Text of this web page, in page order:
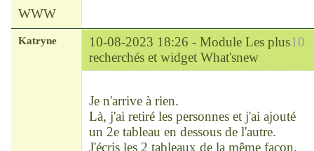
WWW
10
Katryne 10-08-2023 18:26 - Module Les plus
recherchés et widget What'snew
Je n'arrive à rien.
Là, j'ai retiré les personnes et j'ai ajouté
un 2e tableau en dessous de l'autre.
J'écris les 2 tableaux de la même façon.